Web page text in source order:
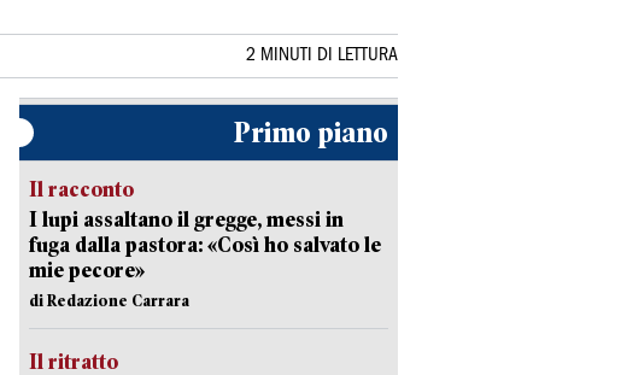
2 MINUTI DI LETTURA
Primo piano
Il racconto
I lupi assaltano il gregge, messi in
fuga dalla pastora: «Così ho salvato le
mie pecore»
di Redazione Carrara
Il ritratto